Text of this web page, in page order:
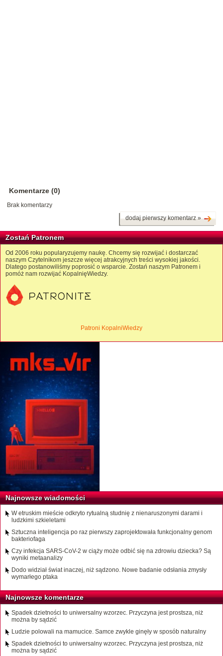
Komentarze (0)
Brak komentarzy
dodaj pierwszy komentarz »
Zostań Patronem
Od 2006 roku popularyzujemy naukę. Chcemy się rozwijać i dostarczać
naszym Czytelnikom jeszcze więcej atrakcyjnych treści wysokiej jakości.
Dlatego postanowiliśmy poprosić o wsparcie. Zostań naszym Patronem i
pomóż nam rozwijać KopalnięWiedzy.
Patroni KopalniWiedzy
Najnowsze wiadomości
W etruskim mieście odkryto rytualną studnię z nienaruszonymi darami i
ludzkimi szkieletami
Sztuczna inteligencja po raz pierwszy zaprojektowała funkcjonalny genom
bakteriofaga
Czy infekcja SARS-CoV-2 w ciąży może odbić się na zdrowiu dziecka? Są
wyniki metaanalizy
Dodo widział świat inaczej, niż sądzono. Nowe badanie odsłania zmysły
wymarłego ptaka
Najnowsze komentarze
Spadek dzietności to uniwersalny wzorzec. Przyczyna jest prostsza, niż
można by sądzić
Ludzie polowali na mamucice. Samce zwykle ginęły w sposób naturalny
Spadek dzietności to uniwersalny wzorzec. Przyczyna jest prostsza, niż
można by sądzić